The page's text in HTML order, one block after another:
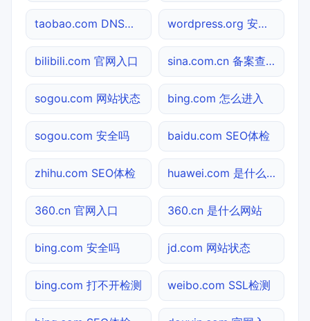
taobao.com DNS解析 wordpress.org 安全吗
bilibili.com 官网入口 sina.com.cn 备案查询
sogou.com 网站状态 bing.com 怎么进入
sogou.com 安全吗 baidu.com SEO体检
zhihu.com SEO体检 huawei.com 是什么网站
360.cn 官网入口 360.cn 是什么网站
bing.com 安全吗 jd.com 网站状态
bing.com 打不开检测 weibo.com SSL检测